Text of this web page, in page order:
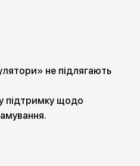
не підлягають
підтримку щодо